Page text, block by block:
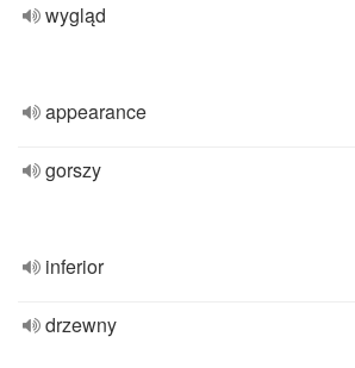
wygląd
appearance
gorszy
inferior
drzewny